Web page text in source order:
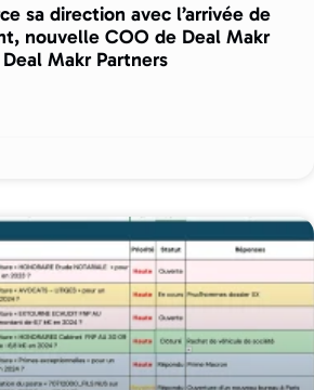
sa direction avec l’arrivée de
nouvelle COO de Deal Makr
Makr Partners